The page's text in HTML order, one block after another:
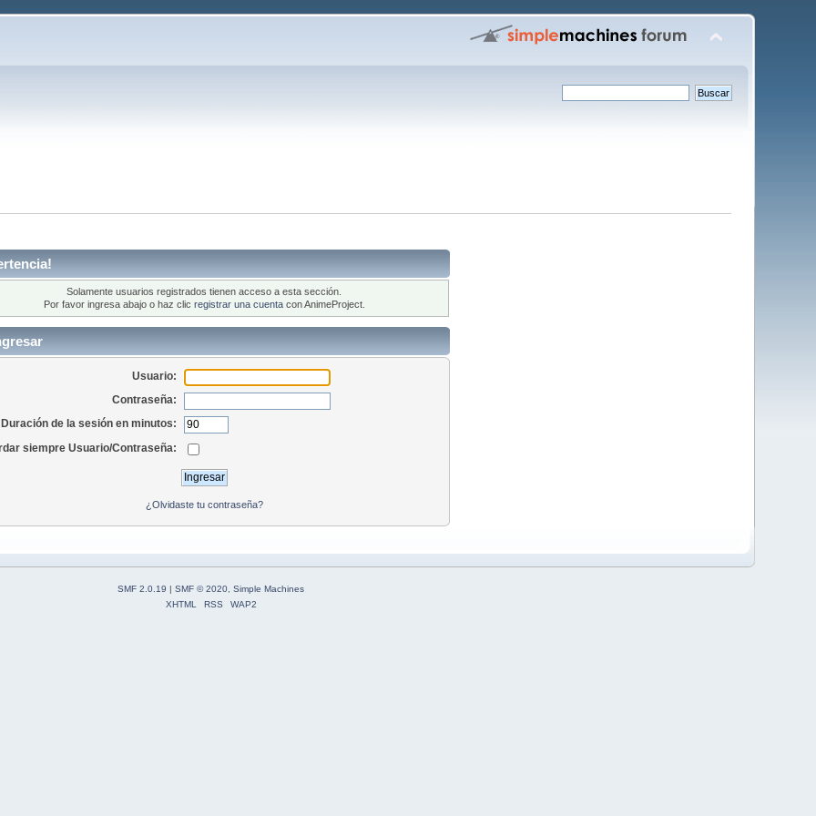
Solamente usuarios registrados tienen acceso a esta sección.
Por favor ingresa abajo o haz clic registrar una cuentacon AnimeProject.
Usuario:
Contraseña:
Duración de la sesión en minutos:
siempre Usuario/Contraseña:
¿Olvidaste tu contraseña?
SMF 2.0.19 | SMF © 2020 Simple Machines
XHTML
RSS WAP2